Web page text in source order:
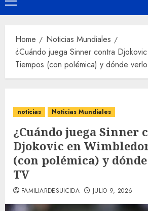
Home
Noticias Mundiales
¿Cuándo juega Sinner contra
Tiempos (con polémica) y dónde
noticias Noticias Mundiales
¿Cuándo juega Sinner
Djokovic en
(con polémica) y
TV
FAMILIARDESUICIDA JULIO 9, 2026